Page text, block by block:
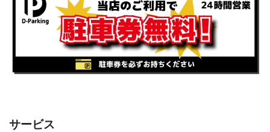
サービス